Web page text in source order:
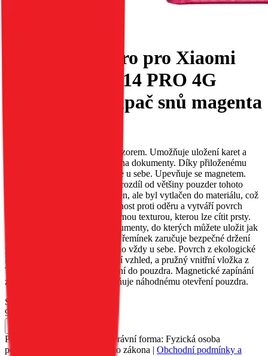
Flipové pouzdro pro Xiaomi
Redmi NOTE 14 PRO 4G
Mezzo Book lapač snů magenta
Pouzdro MEZZO s reliéfním vzorem. Umožňuje uložení karet a
bankovek; má speciální kapsy na dokumenty. Díky přiloženému
řemínku jej můžete mít neustále u sebe. Upevňuje se magnetem.
Vzor na pouzdru MEZZO, na rozdíl od většiny pouzder tohoto
typu, nebyl malován ani vytištěn, ale byl vytlačen do materiálu, což
zajišťuje jeho trvanlivost, odolnost proti oděru a vytváří povrch
pouzdra s jemnou, nerovnoměrnou texturou, kterou lze cítit prsty.
Pouzdro má dvě kapsy na dokumenty, do kterých můžete uložit jak
karty, tak bankovky. Přiložený řemínek zaručuje bezpečné držení
pouzdra a umožňuje vám mít ho vždy u sebe. Povrch z ekologické
kůže dodává pouzdru elegantní vzhled, a pružný vnitřní vložka z
TPU usnadňuje vložení zařízení do pouzdra. Magnetické zapínání
zajišťuje pevné držení a zabraňuje náhodnému otevření pouzdra.
Skladem 207 ks u dodavatele
90 Kč
Petr Matyáš, IČ: 00705331, Právní forma: Fyzická osoba
podnikající dle živnostenského zákona | Obchodní podmínky a